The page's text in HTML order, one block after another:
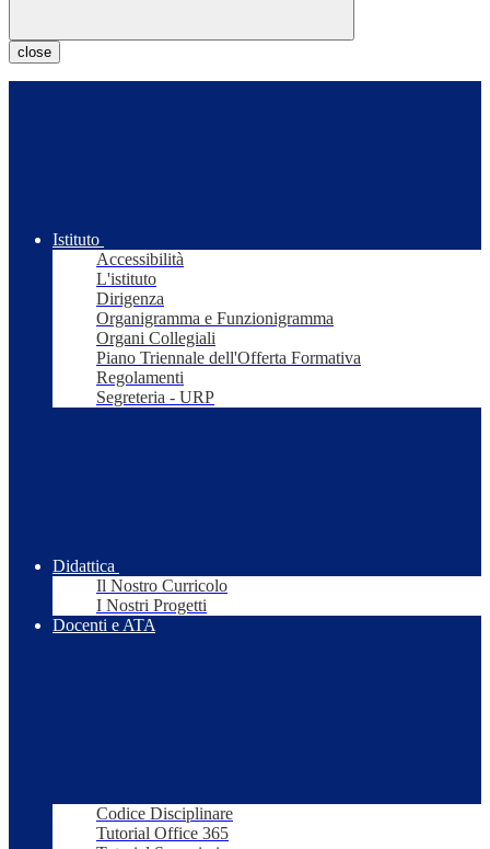
close
Istituto
Accessibilità
L'istituto
Dirigenza
Organigramma e Funzionigramma
Organi Collegiali
Piano Triennale dell'Offerta Formativa
Regolamenti
Segreteria - URP
Didattica
Il Nostro Curricolo
I Nostri Progetti
Docenti e ATA
Codice Disciplinare
Tutorial Office 365